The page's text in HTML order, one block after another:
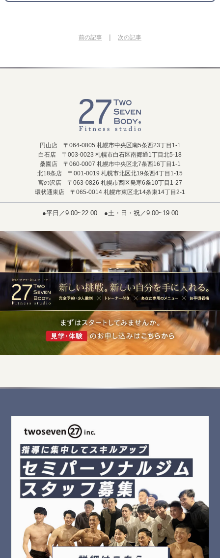
前の記事 | 次の記事
円山店 〒064-0805 札幌市中央区南5条西23丁目1-1
白石店 〒003-0023 札幌市白石区南郷通1丁目北5-18
桑園店 〒060-0007 札幌市中央区北7条西16丁目1-1
北18条店 〒001-0019 札幌市北区北19条西4丁目1-15
宮の沢店 〒063-0826 札幌市西区発寒6条10丁目1-27
環状通東店 〒065-0014 札幌市東区北14条東14丁目2-1
●平日／9:00~22:00 ●土・日・祝／9:00~19:00